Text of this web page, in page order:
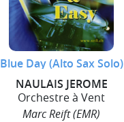
Blue Day (Alto Sax Solo)
NAULAIS JEROME
Orchestre à Vent
Marc Reift (EMR)